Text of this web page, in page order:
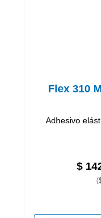
Flex 310
Adhesivo
$